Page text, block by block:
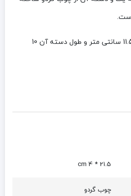
طول تیغه چاقو دست ساز 11.5 سانتی متر و طول دسته آن 10
21.5 * 4 cm
چوب گردو